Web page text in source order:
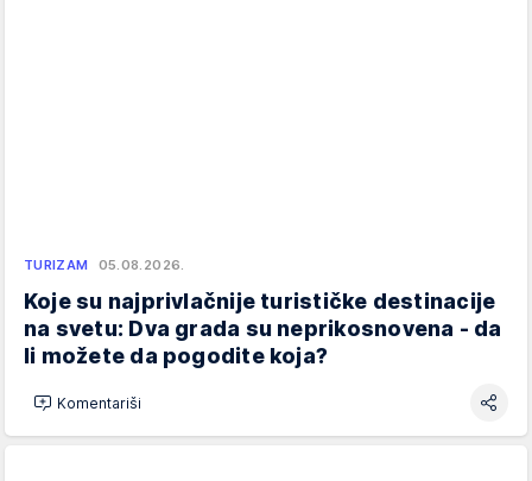
TURIZAM 05.08.2026.
Koje su najprivlačnije turističke destinacije
na svetu: Dva grada su neprikosnovena - da
li možete da pogodite koja?
Komentariši